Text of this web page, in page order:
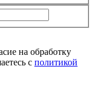
на обработку
с политикой